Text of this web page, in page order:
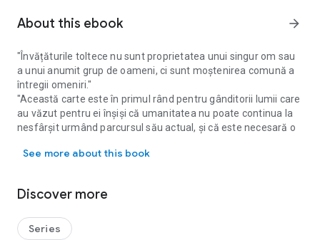
About this ebook arrow_forward
"Învățăturile toltece nu sunt proprietatea unui singur om sau
a unui anumit grup de oameni, ci sunt moștenirea comună a
întregii omeniri."
"Această carte este în primul rând pentru gânditorii lumii care
au văzut pentru ei înșiși că umanitatea nu poate continua la
nesfârșit urmând parcursul său actual, și că este necesară o
vrea ca prosperitatea lumii să fie asigurată. În al doilea rând,
darul neprețuit al vieții și care recunosc interrelaționarea,
mai important dintre toate, această carte este pentru cei
See more about this book
Discover more
Series